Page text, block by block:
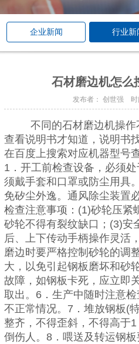
企业新闻 行业新
石材磨边机怎么
发布者： 创世强 时
不同的石材磨边机操
查看说明书才知道，说明书
在百度上搜索对应机器型号
1．开工前检查设备，必须
须戴手套和口罩或防尘用具
免矽尘外逸。通风除尘装置
检查注意事项：(1)砂轮压紧
砂轮不得有裂纹缺口；(3)安
后、上下传动手柄操作灵活
磨边时要严格控制砂轮的调
大，以免引起钢板磨坏和砂
故障，如钢板卡死，应立即
取出。6．生产中随时注意
不正常情况。7．堆放钢板(
整齐，不得歪斜，不得高于
倒伤人。8．喂送及转运钢